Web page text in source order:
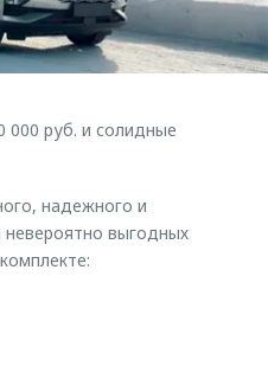
000 руб. и солидные
надежного и
выгодных